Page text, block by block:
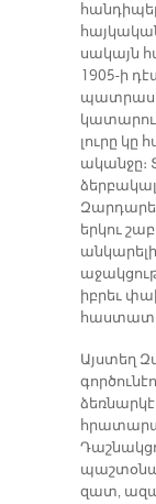
սակայն
1905-ի
լուրը
ականջը։
երկու
անկարելի
իբրեւ
Այստեղ
զատ,